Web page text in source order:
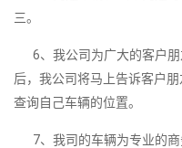
三。
6、我公司为广大的客户朋
后，我公司将马上告诉客户
查询自己车辆的位置。
7、我司的车辆为专业的商